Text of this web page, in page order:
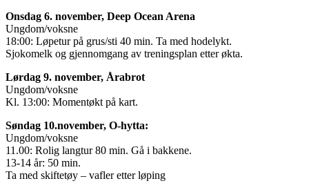
Onsdag 6. november, Deep Ocean Arena
Ungdom/voksne
18:00: Løpetur på grus/sti 40 min. Ta med hodelykt.
Sjokomelk og gjennomgang av treningsplan etter økta.
Lørdag 9. november, Årabrot
Ungdom/voksne
Kl. 13:00: Momentøkt på kart.
Søndag 10.november, O-hytta:
Ungdom/voksne
11.00: Rolig langtur 80 min. Gå i bakkene.
13-14 år: 50 min.
Ta med skiftetøy – vafler etter løping